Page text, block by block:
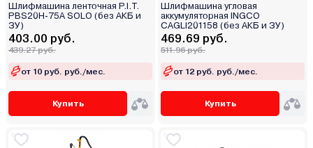
Шлифмашина ленточная P.I.T.
PBS20H-75A SOLO (без АКБ и
ЗУ)
403.00 руб.
439.27 руб.
от 10 руб. руб./мес.
Купить
Шлифмашина угловая
аккумуляторная INGCO
CAGLI201158 (без АКБ и ЗУ)
469.69 руб.
511.96 руб.
от 12 руб. руб./мес.
Купить